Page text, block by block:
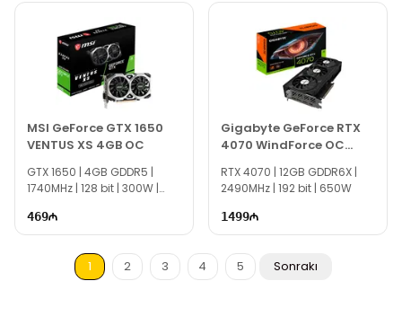
MSI GeForce GTX 1650
VENTUS XS 4GB OC
GTX 1650 | 4GB GDDR5 |
1740MHz | 128 bit | 300W |
469
Gigabyte GeForce RTX
4070 WindForce OC
RTX 4070 | 12GB GDDR6X |
2490MHz | 192 bit | 650W
1499
1 2 3 4 5 Sonrakı